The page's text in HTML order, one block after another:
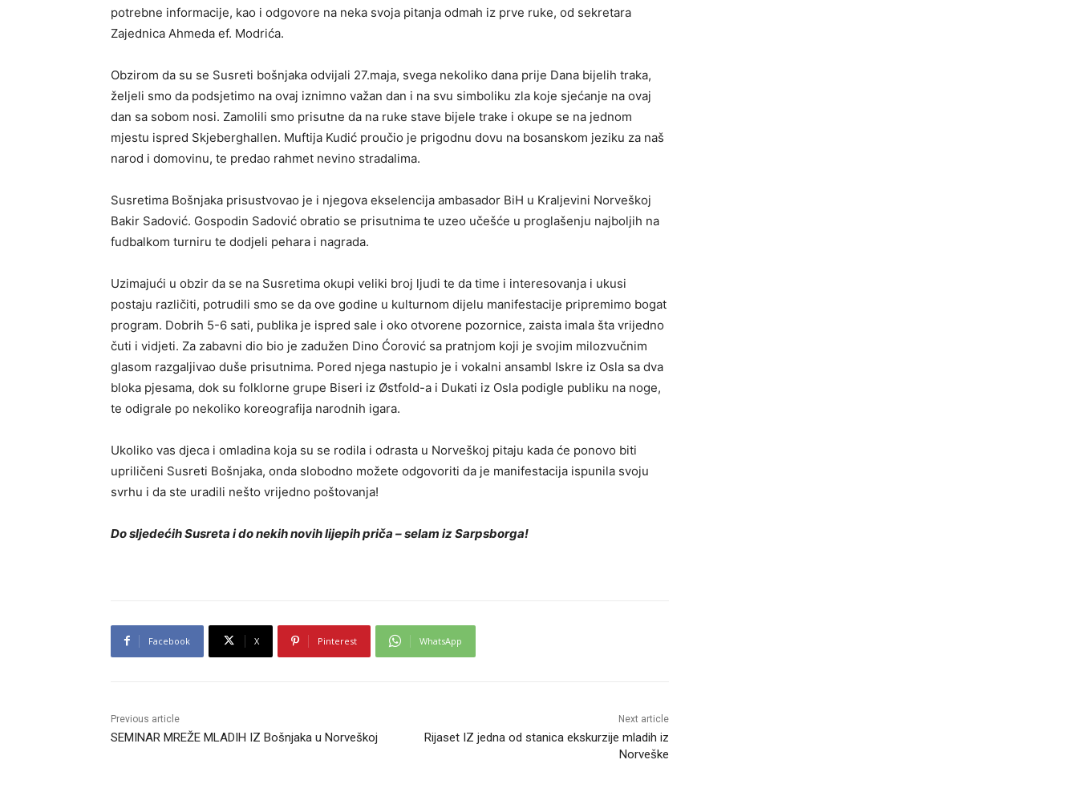
potrebne informacije, kao i odgovore na neka svoja pitanja odmah iz prve ruke, od sekretara
Zajednica Ahmeda ef. Modrića.
Obzirom da su se Susreti bošnjaka odvijali 27.maja, svega nekoliko dana prije Dana bijelih traka,
željeli smo da podsjetimo na ovaj iznimno važan dan i na svu simboliku zla koje sjećanje na ovaj
dan sa sobom nosi. Zamolili smo prisutne da na ruke stave bijele trake i okupe se na jednom
mjestu ispred Skjeberghallen. Muftija Kudić proučio je prigodnu dovu na bosanskom jeziku za naš
narod i domovinu, te predao rahmet nevino stradalima.
Susretima Bošnjaka prisustvovao je i njegova ekselencija ambasador BiH u Kraljevini Norveškoj
Bakir Sadović. Gospodin Sadović obratio se prisutnima te uzeo učešće u proglašenju najboljih na
fudbalkom turniru te dodjeli pehara i nagrada.
Uzimajući u obzir da se na Susretima okupi veliki broj ljudi te da time i interesovanja i ukusi
postaju različiti, potrudili smo se da ove godine u kulturnom dijelu manifestacije pripremimo bogat
program. Dobrih 5-6 sati, publika je ispred sale i oko otvorene pozornice, zaista imala šta vrijedno
čuti i vidjeti. Za zabavni dio bio je zadužen Dino Ćorović sa pratnjom koji je svojim milozvučnim
glasom razgaljivao duše prisutnima. Pored njega nastupio je i vokalni ansambl Iskre iz Osla sa dva
bloka pjesama, dok su folklorne grupe Biseri iz Østfold-a i Dukati iz Osla podigle publiku na noge,
te odigrale po nekoliko koreografija narodnih igara.
Ukoliko vas djeca i omladina koja su se rodila i odrasta u Norveškoj pitaju kada će ponovo biti
upriličeni Susreti Bošnjaka, onda slobodno možete odgovoriti da je manifestacija ispunila svoju
svrhu i da ste uradili nešto vrijedno poštovanja!
Do sljedećih Susreta i do nekih novih lijepih priča – selam iz Sarpsborga!
Facebook X Pinterest WhatsApp
Previous article
SEMINAR MREŽE MLADIH IZ Bošnjaka u Norveškoj
Next article
Rijaset IZ jedna od stanica ekskurzije mladih iz
Norveške